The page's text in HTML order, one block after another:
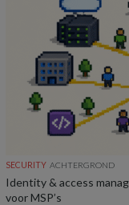
SECURITY ACHTERGROND
Identity & access
voor MSP’s